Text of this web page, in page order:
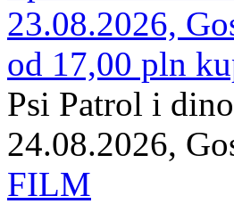
23.08.2026,
od 17,00 pln
Psi Patrol i
24.08.2026,
FILM